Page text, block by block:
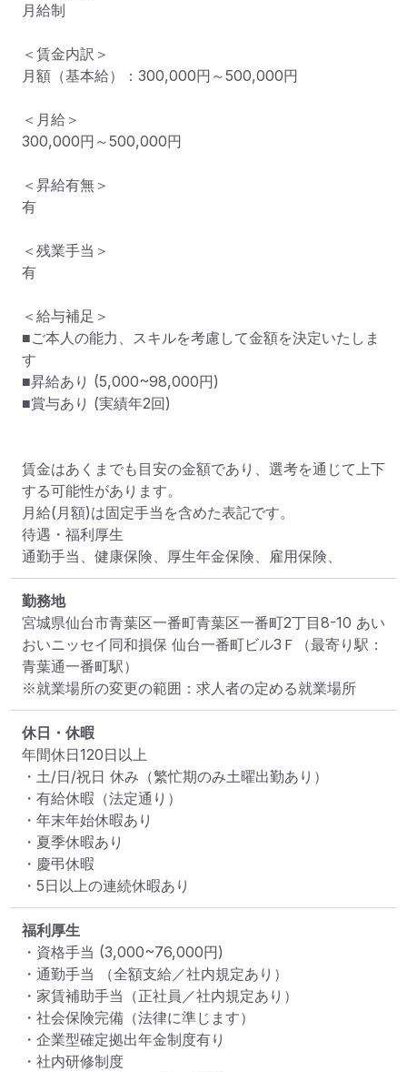
月給制
＜賃金内訳＞
月額（基本給）：300,000円～500,000円
＜月給＞
300,000円～500,000円
＜昇給有無＞
有
＜残業手当＞
有
＜給与補足＞
■ご本人の能力、スキルを考慮して金額を決定いたしま
す
■昇給あり (5,000~98,000円)
■賞与あり (実績年2回)
賃金はあくまでも目安の金額であり、選考を通じて上下
する可能性があります。
月給(月額)は固定手当を含めた表記です。
待遇・福利厚生
通勤手当、健康保険、厚生年金保険、雇用保険、
勤務地
宮城県仙台市青葉区一番町青葉区一番町2丁目8-10 あい
おいニッセイ同和損保 仙台一番町ビル3Ｆ
（最寄り駅：
青葉通一番町駅）
※就業場所の変更の範囲：求人者の定める就業場所
休日・休暇
年間休日120日以上
・土/日/祝日 休み（繁忙期のみ土曜出勤あり）
・有給休暇（法定通り）
・年末年始休暇あり
・夏季休暇あり
・慶弔休暇
・5日以上の連続休暇あり
福利厚生
・資格手当 (3,000~76,000円)
・通勤手当 （全額支給／社内規定あり）
・家賃補助手当（正社員／社内規定あり）
・社会保険完備（法律に準じます）
・企業型確定拠出年金制度有り
・社内研修制度